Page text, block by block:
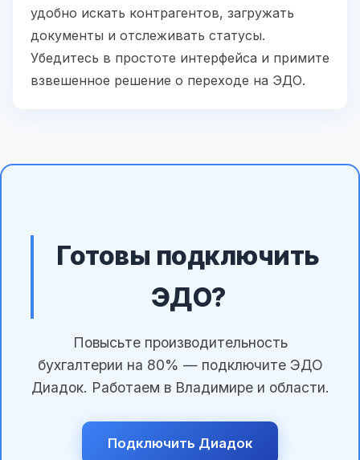
удобно искать контрагентов, загружать
документы и отслеживать статусы.
Убедитесь в простоте интерфейса и примите
взвешенное решение о переходе на ЭДО.
Готовы подключить
ЭДО?
Повысьте производительность
бухгалтерии на 80% — подключите ЭДО
Диадок. Работаем в Владимире и области.
Подключить Диадок